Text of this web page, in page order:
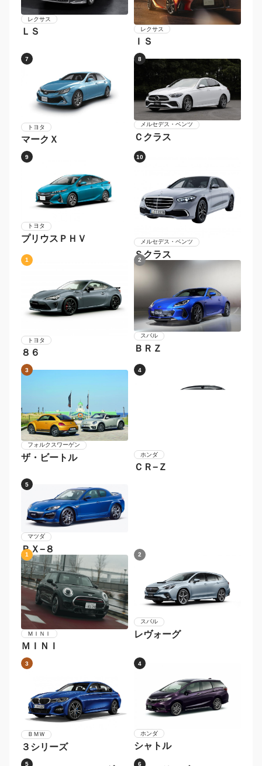
レクサス
ＬＳ レクサス
ＩＳ
7
トヨタ
マークＸ
8
メルセデス・ベンツ
Ｃクラス
9
トヨタ
プリウスＰＨＶ
10
メルセデス・ベンツ
Ｓクラス
1
トヨタ
８６
2
スバル
ＢＲＺ
3
フォルクスワーゲン
ザ・ビートル
4
ホンダ
ＣＲ−Ｚ
5
マツダ
ＲＸ−８
1
ＭＩＮＩ
ＭＩＮＩ
2
スバル
レヴォーグ
3
ＢＭＷ
３シリーズ
4
ホンダ
シャトル
5 6